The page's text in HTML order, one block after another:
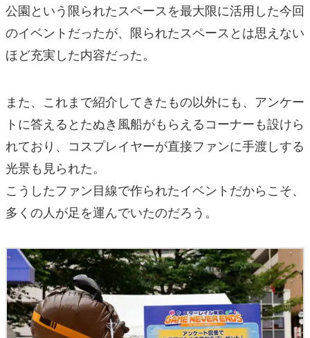
公園という限られたスペースを最大限に活用した今回
のイベントだったが、限られたスペースとは思えない
ほど充実した内容だった。
また、これまで紹介してきたもの以外にも、アンケー
トに答えるとたぬき風船がもらえるコーナーも設けら
れており、コスプレイヤーが直接ファンに手渡しする
光景も見られた。
こうしたファン目線で作られたイベントだからこそ、
多くの人が足を運んでいたのだろう。